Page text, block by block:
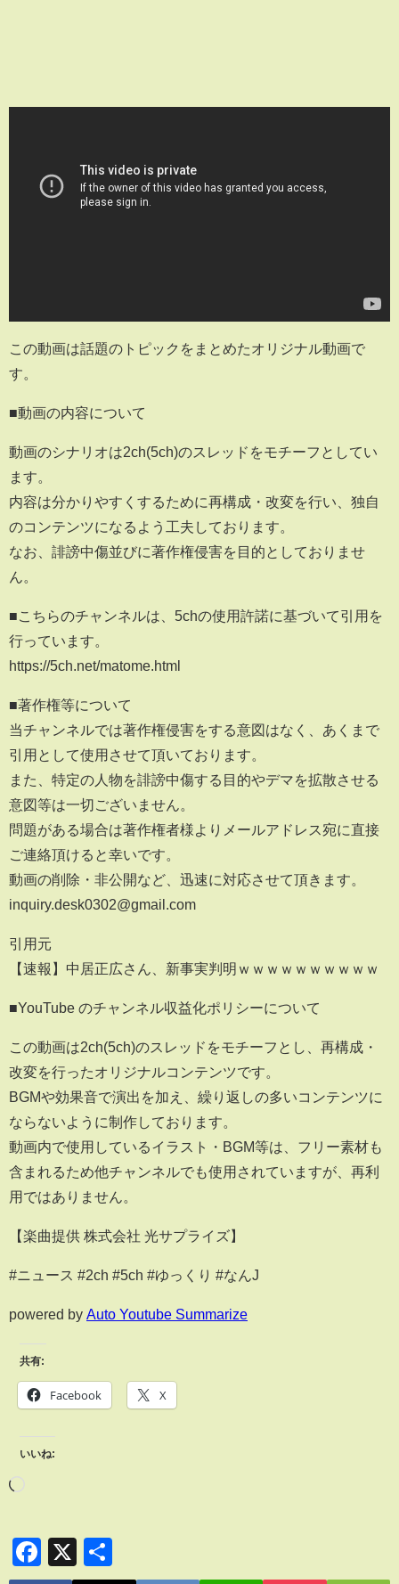
この動画は話題のトピックをまとめたオリジナル動画で
す。
■動画の内容について
動画のシナリオは2ch(5ch)のスレッドをモチーフとしてい
ます。
内容は分かりやすくするために再構成・改変を行い、独自
のコンテンツになるよう工夫しております。
なお、誹謗中傷並びに著作権侵害を目的としておりませ
ん。
■こちらのチャンネルは、5chの使用許諾に基づいて引用を
行っています。
https://5ch.net/matome.html
■著作権等について
当チャンネルでは著作権侵害をする意図はなく、あくまで
引用として使用させて頂いております。
また、特定の人物を誹謗中傷する目的やデマを拡散させる
意図等は一切ございません。
問題がある場合は著作権者様よりメールアドレス宛に直接
ご連絡頂けると幸いです。
動画の削除・非公開など、迅速に対応させて頂きます。
inquiry.desk0302@gmail.com
引用元
【速報】中居正広さん、新事実判明ｗｗｗｗｗｗｗｗｗｗ
■YouTube のチャンネル収益化ポリシーについて
この動画は2ch(5ch)のスレッドをモチーフとし、再構成・
改変を行ったオリジナルコンテンツです。
BGMや効果音で演出を加え、繰り返しの多いコンテンツに
ならないように制作しております。
動画内で使用しているイラスト・BGM等は、フリー素材も
含まれるため他チャンネルでも使用されていますが、再利
用ではありません。
【楽曲提供 株式会社 光サプライズ】
#ニュース #2ch #5ch #ゆっくり #なんJ
powered by Auto Youtube Summarize
共有:
Facebook X
いいね:
Facebook
X